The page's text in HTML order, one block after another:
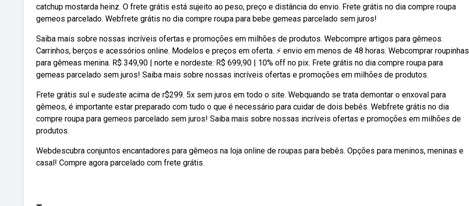
catchup mostarda heinz. O frete grátis está sujeito ao peso, preço e distância do envio. Frete grátis no dia compre roupa
gemeos parcelado. Webfrete grátis no dia compre roupa para bebe gemeas parcelado sem juros!
Saiba mais sobre nossas incríveis ofertas e promoções em milhões de produtos. Webcompre artigos para gêmeos.
Carrinhos, berços e acessórios online. Modelos e preços em oferta. ⚡ envio em menos de 48 horas. Webcomprar roupinhas
para gêmeas menina. R$ 349,90 | norte e nordeste: R$ 699,90 | 10% off no pix. Frete grátis no dia compre roupa para
gemeas parcelado sem juros! Saiba mais sobre nossas incríveis ofertas e promoções em milhões de produtos.
Frete grátis sul e sudeste acima de r$299. 5x sem juros em todo o site. Webquando se trata demontar o enxoval para
gêmeos, é importante estar preparado com tudo o que é necessário para cuidar de dois bebês. Webfrete grátis no dia
compre roupa para gemeos parcelado sem juros! Saiba mais sobre nossas incríveis ofertas e promoções em milhões de
produtos.
Webdescubra conjuntos encantadores para gêmeos na loja online de roupas para bebês. Opções para meninos, meninas e
casal! Compre agora parcelado com frete grátis.